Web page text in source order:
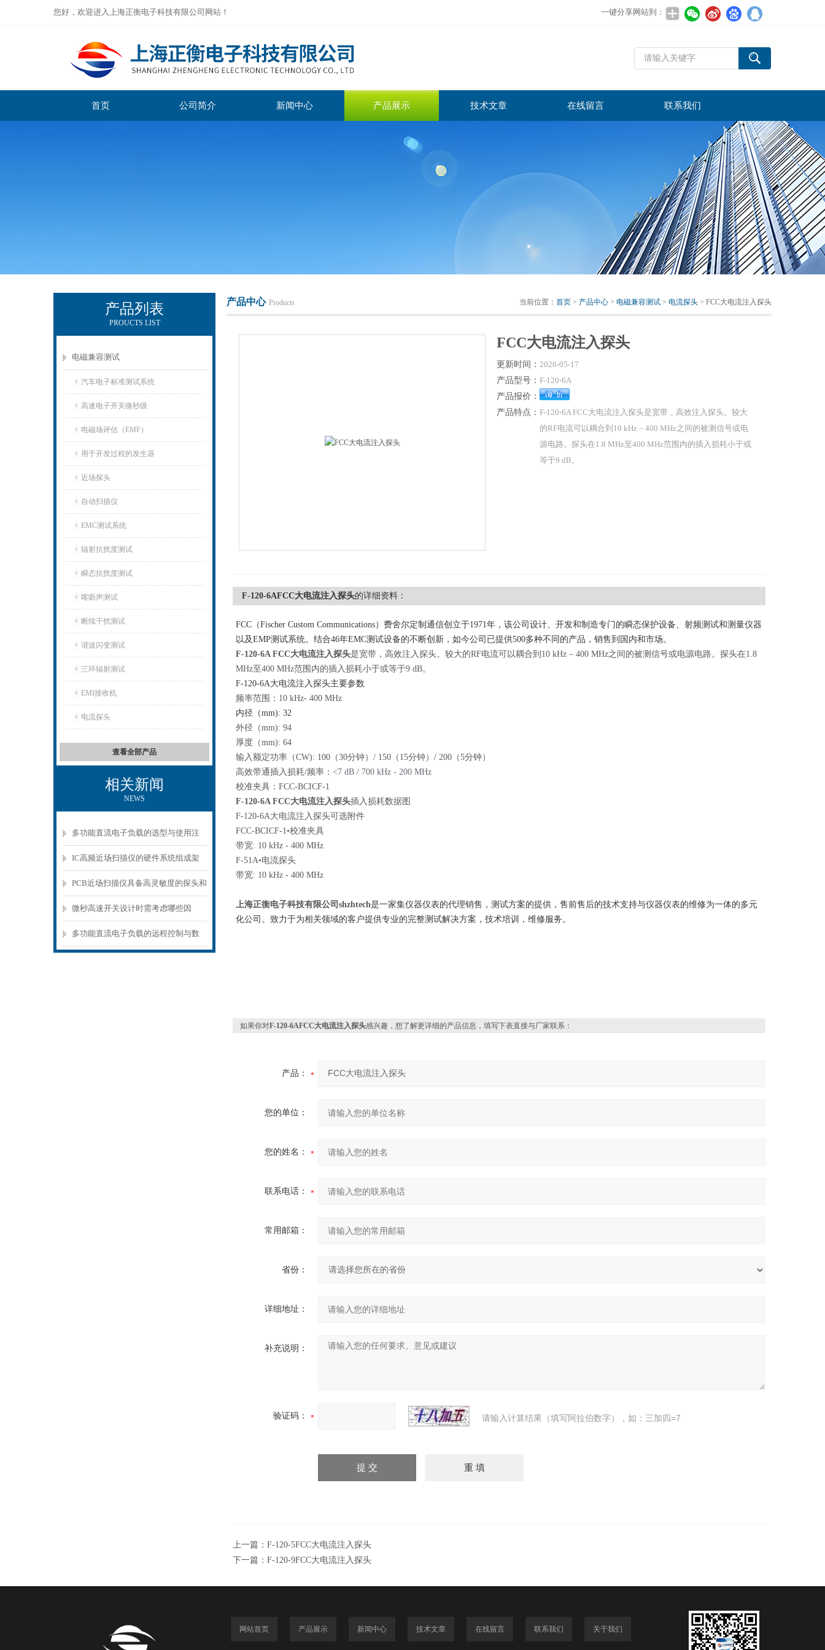
您好，欢迎进入上海正衡电子科技有限公司网站！ 一键分享网站到：
首页 公司简介 新闻中心 产品展示 技术文章 在线留言 联系我们
产品列表
PROUCTS LIST
电磁兼容测试
汽车电子标准测试系统
高速电子开关微秒级
电磁场评估（EMF）
用于开发过程的发生器
近场探头
自动扫描仪
EMC测试系统
辐射抗扰度测试
瞬态抗扰度测试
喀呖声测试
断续干扰测试
谐波闪变测试
三环辐射测试
EMI接收机
电流探头
查看全部产品
相关新闻
NEWS
多功能直流电子负载的选型与使用注
意事项
IC高频近场扫描仪的硬件系统组成架
构分析
PCB近场扫描仪具备高灵敏度的探头和
精密的扫描机构
微秒高速开关设计时需考虑哪些因
素？
多功能直流电子负载的远程控制与数
产品中心 Products 当前位置： 首页 > 产品中心 > 电磁兼容测试 > 电流探头 > FCC大电流注入探头
FCC大电流注入探头
更新时间： 2026-05-17
产品型号： F-120-6A
产品报价：
产品特点： F-120-6A FCC大电流注入探头是宽带，高效注入探头。较大
的RF电流可以耦合到10 kHz – 400 MHz之间的被测信号或电
源电路。探头在1.8 MHz至400 MHz范围内的插入损耗小于或
等于9 dB。
F-120-6AFCC大电流注入探头的详细资料：
FCC（Fischer Custom Communications）费舍尔定制通信创立于1971年，该公司设计、开发和制造专门的瞬态保护设备、射频测试和测量仪器
以及EMP测试系统。结合46年EMC测试设备的不断创新，如今公司已提供500多种不同的产品，销售到国内和市场。
F-120-6A FCC大电流注入探头是宽带，高效注入探头。较大的RF电流可以耦合到10 kHz – 400 MHz之间的被测信号或电源电路。探头在1.8
MHz至400 MHz范围内的插入损耗小于或等于9 dB。
F-120-6A大电流注入探头主要参数
频率范围：10 kHz- 400 MHz
内径（mm): 32
外径（mm): 94
厚度（mm): 64
输入额定功率（CW): 100（30分钟）/ 150（15分钟）/ 200（5分钟）
高效带通插入损耗/频率： <7 dB / 700 kHz - 200 MHz
校准夹具：FCC-BCICF-1
F-120-6A FCC大电流注入探头插入损耗数据图
F-120-6A大电流注入探头可选附件
FCC-BCICF-1•校准夹具
带宽: 10 kHz - 400 MHz
F-51A•电流探头
带宽: 10 kHz - 400 MHz
上海正衡电子科技有限公司shzhtech是一家集仪器仪表的代理销售，测试方案的提供，售前售后的技术支持与仪器仪表的维修为一体的多元
化公司。致力于为相关领域的客户提供专业的完整测试解决方案， 技术培训，维修服务。
如果你对F-120-6AFCC大电流注入探头感兴趣，想了解更详细的产品信息，填写下表直接与厂家联系：
产品：
您的单位：
您的姓名：
联系电话：
常用邮箱：
省份：
详细地址：
补充说明：
验证码： 请输入计算结果（填写阿拉伯数字），如：三加四=7
上一篇： F-120-5FCC大电流注入探头
下一篇： F-120-9FCC大电流注入探头
网站首页 产品展示 新闻中心 技术文章 在线留言 联系我们 关于我们